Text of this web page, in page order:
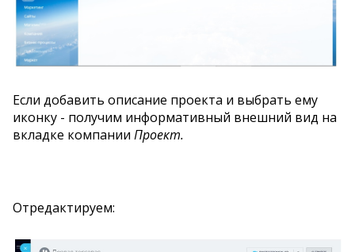
Если добавить описание проекта и выбрать ему
иконку - получим информативный внешний вид на
вкладке компании Проект.
Отредактируем: